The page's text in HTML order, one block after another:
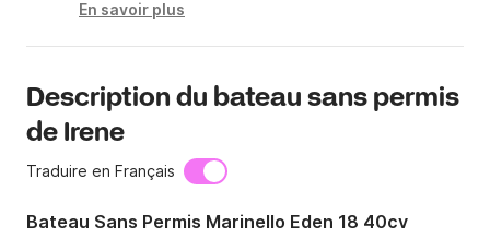
En savoir plus
Description du bateau sans permis
de Irene
Traduire en Français
Bateau Sans Permis Marinello Eden 18 40cv